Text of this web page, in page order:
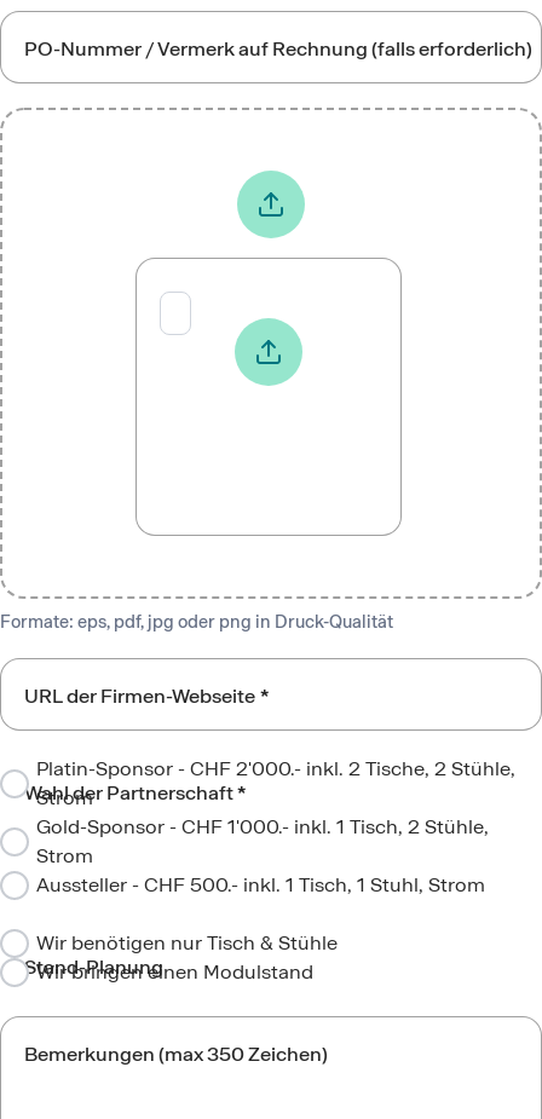
PO-Nummer / Vermerk auf Rechnung (falls erforderlich)
Formate: eps, pdf, jpg oder png in Druck-Qualität
URL der Firmen-Webseite*
Wahl der Partnerschaft*
Platin-Sponsor - CHF 2'000.- inkl. 2 Tische, 2 Stühle,
Strom
Gold-Sponsor - CHF 1'000.- inkl. 1 Tisch, 2 Stühle,
Strom
Aussteller - CHF 500.- inkl. 1 Tisch, 1 Stuhl, Strom
Stand-Planung
Wir benötigen nur Tisch & Stühle
Wir bringen einen Modulstand
Bemerkungen (max 350 Zeichen)